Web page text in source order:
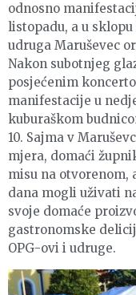
odnosno
listopadu, a u
udruga Maruševec
Nakon subotnjeg
posjećenim
manifestacije u
kuburaškom
10. Sajma v
mjera, domaći
misu na
dana mogli uživati
svoje domaće
gastronomske
OPG-ovi i udruge.